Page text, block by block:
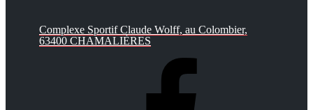
Complexe Sportif Claude Wolff, au Colombier,
63400 CHAMALIÈRES